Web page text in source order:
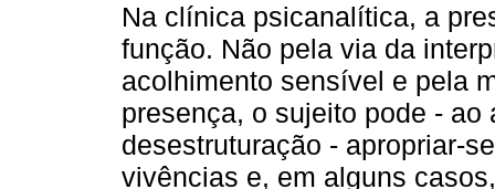
Na clínica psicanalítica, a
função. Não pela via da
acolhimento sensível e pela
presença, o sujeito pode -
desestruturação - apropriar-
vivências e, em alguns